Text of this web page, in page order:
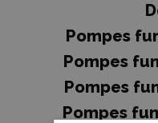
Pompes
Pompes
Pompes
Pompes